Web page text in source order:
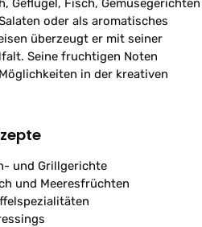
Geflügel, Fisch, Gemüsegerichten
oder als aromatisches
überzeugt er mit seiner
Seine fruchtigen Noten
in der kreativen
und Grillgerichte
und Meeresfrüchten